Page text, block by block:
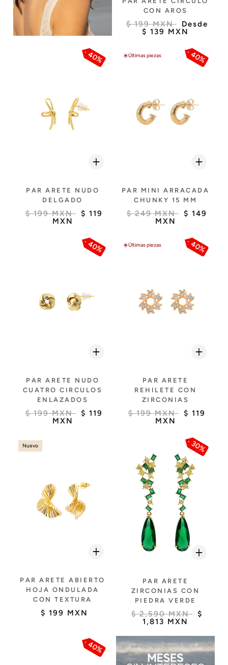
CON AROS
$ 199 MXN
Desde
$ 139 MXN
40%
PAR ARETE NUDO
DELGADO
$ 199 MXN
$ 119
MXN
Últimas piezas 40%
PAR MINI ARRACADA
CHUNKY 15 MM
$ 249 MXN
$ 149
MXN
40%
PAR ARETE NUDO
CUATRO CIRCULOS
ENLAZADOS
$ 199 MXN
$ 119
MXN
Últimas piezas 40%
PAR ARETE
REHILETE CON
ZIRCONIAS
$ 199 MXN
$ 119
MXN
Nuevo
PAR ARETE ABIERTO
HOJA ONDULADA
CON TEXTURA
$ 199 MXN
30%
PAR ARETE
ZIRCONIAS CON
PIEDRA VERDE
$ 2,590 MXN
$
1,813 MXN
40%